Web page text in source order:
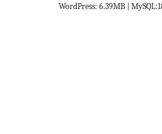
WordPress: 6.39MB |